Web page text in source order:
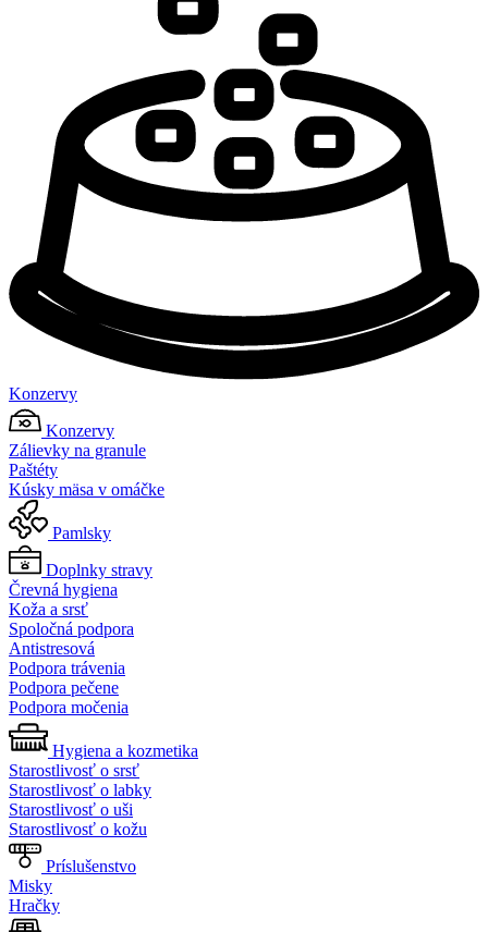
Konzervy
Konzervy
Zálievky na granule
Paštéty
Kúsky mäsa v omáčke
Pamlsky
Doplnky stravy
Črevná hygiena
Koža a srsť
Spoločná podpora
Antistresová
Podpora trávenia
Podpora pečene
Podpora močenia
Hygiena a kozmetika
Starostlivosť o srsť
Starostlivosť o labky
Starostlivosť o uši
Starostlivosť o kožu
Príslušenstvo
Misky
Hračky